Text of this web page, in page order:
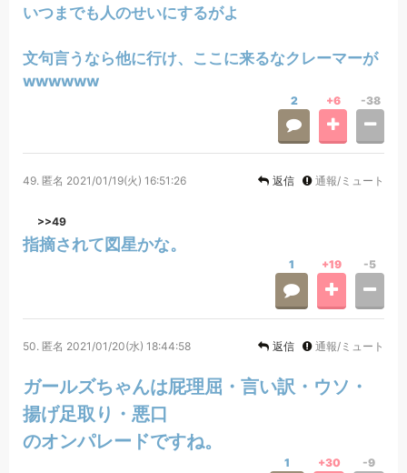
いつまでも人のせいにするがよ
文句言うなら他に行け、ここに来るなクレーマーが
wwwwww
2 +6 -38
49. 匿名 2021/01/19(火) 16:51:26 返信 通報/ミュート
>>49
指摘されて図星かな。
1 +19 -5
50. 匿名 2021/01/20(水) 18:44:58 返信 通報/ミュート
ガールズちゃんは屁理屈・言い訳・ウソ・
揚げ足取り・悪口
のオンパレードですね。
1 +30 -9